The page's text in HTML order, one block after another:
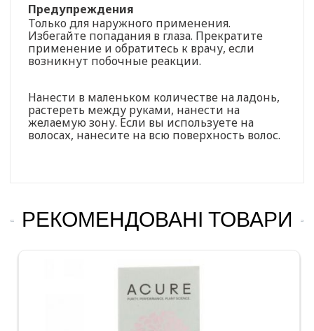
Предупреждения
Только для наружного применения.
Избегайте попадания в глаза. Прекратите
применение и обратитесь к врачу, если
возникнут побочные реакции.
Нанести в маленьком количестве на ладонь,
растереть между руками, нанести на
желаемую зону. Если вы используете на
волосах, нанесите на всю поверхность волос.
РЕКОМЕНДОВАНІ ТОВАРИ